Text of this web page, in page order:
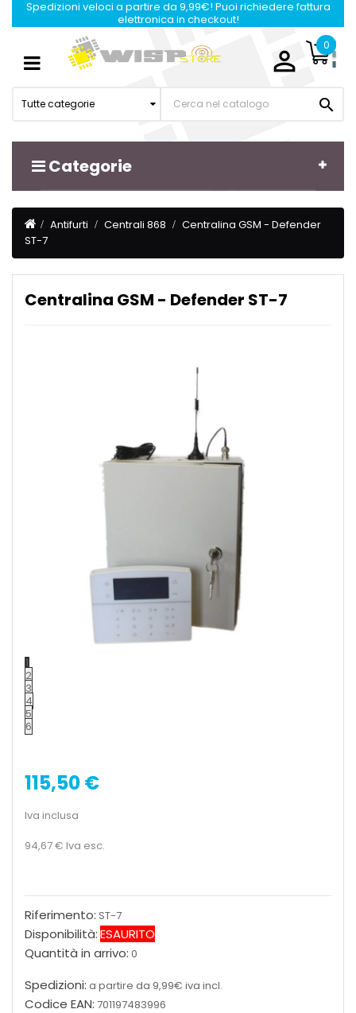
Spedizioni veloci a partire da 9,99€! Puoi richiedere fattura
elettronica in checkout!

0
Tutte categorie 
Categorie
Toggle
Antifurti Centrali 868
Centralina GSM - Defender
ST-7
Centralina GSM - Defender ST-7
1
2
3
4
5
6
115,50 €
Iva inclusa
94,67 € Iva esc.
Riferimento: ST-7
Disponibilità:ESAURITO
Quantità in arrivo: 0
Spedizioni: a partire da 9,99€ iva incl.
Codice EAN: 701197483996